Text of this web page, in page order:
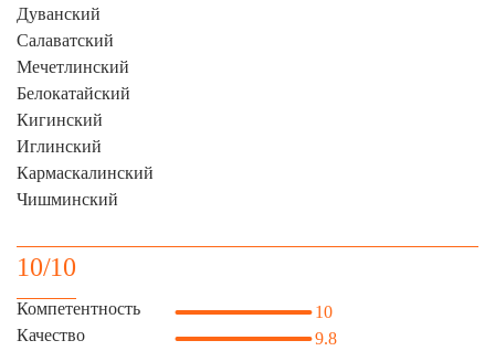
Дуванский
Салаватский
Мечетлинский
Белокатайский
Кигинский
Иглинский
Кармаскалинский
Чишминский
10/10
Компетентность
10
Качество
9.8